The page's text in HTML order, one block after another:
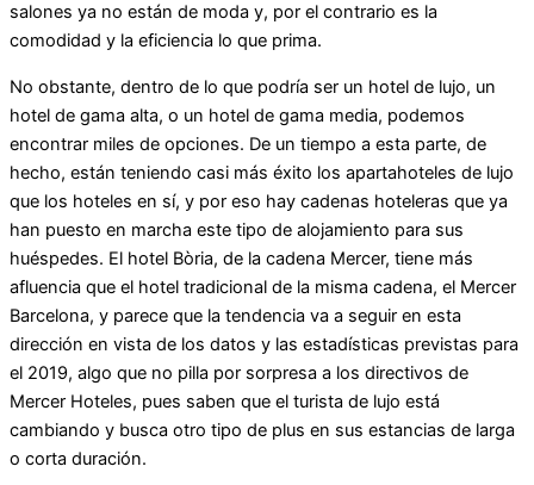
salones ya no están de moda y, por el contrario es la
comodidad y la eficiencia lo que prima.
No obstante, dentro de lo que podría ser un hotel de lujo, un
hotel de gama alta, o un hotel de gama media, podemos
encontrar miles de opciones. De un tiempo a esta parte, de
hecho, están teniendo casi más éxito los apartahoteles de lujo
que los hoteles en sí, y por eso hay cadenas hoteleras que ya
han puesto en marcha este tipo de alojamiento para sus
huéspedes. El hotel Bòria, de la cadena Mercer, tiene más
afluencia que el hotel tradicional de la misma cadena, el Mercer
Barcelona, y parece que la tendencia va a seguir en esta
dirección en vista de los datos y las estadísticas previstas para
el 2019, algo que no pilla por sorpresa a los directivos de
Mercer Hoteles, pues saben que el turista de lujo está
cambiando y busca otro tipo de plus en sus estancias de larga
o corta duración.